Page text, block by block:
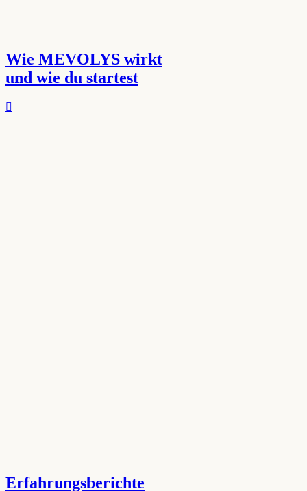
Wie MEVOLYS wirkt
und wie du startest
Erfahrungsberichte